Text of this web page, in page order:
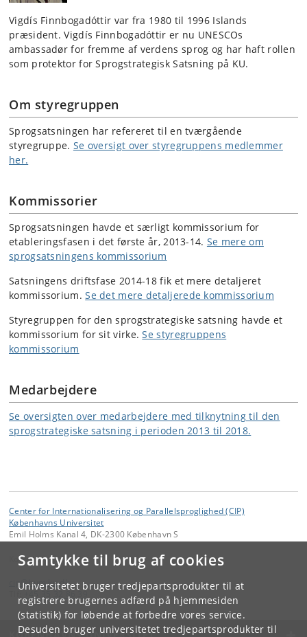
Samtykke til brug af cookies
Universitetet bruger tredjepartsprodukter til at
registrere brugernes adfærd på hjemmesiden
(statistik) for løbende at forbedre vores service.
Desuden bruger universitetet tredjepartsprodukter til
Vigdís Finnbogadóttir var fra 1980 til 1996 Islands
præsident. Vigdís Finnbogadóttir er nu UNESCOs
ambassadør for fremme af verdens sprog og har haft rollen
som protektor for Sprogstrategisk Satsning på KU.
Om styregruppen
Sprogsatsningen har refereret til en tværgående
styregruppe. Se oversigt over styregruppens medlemmer
her.
Kommissorier
Sprogsatsningen havde et særligt kommissorium for
etableringsfasen i det første år, 2013-14. Se mere om
sprogsatsningens kommissorium
Satsningens driftsfase 2014-18 fik et mere detaljeret
kommissorium.Se det mere detaljerede kommissorium
Styregruppen for den sprogstrategiske satsning havde et
kommissorium for sit virke.Se styregruppens
kommissorium
Medarbejdere
Se oversigten over medarbejdere med tilknytning til den
sprogstrategiske satsning i perioden 2013 til 2018.
Center for Internationalisering og Parallelsproglighed (CIP)
Københavns Universitet
Emil Holms Kanal 4, DK-2300 København S
Kontakt:
cip @hum.ku.dk